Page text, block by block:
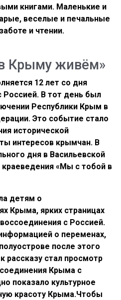
книгами. Маленькие и
веселые и печальные
и чтении.
Крыму живём»
12 лет со дня
В тот день был
Республики Крым в
Это событие стало
исторической
интересов крымчан. В
дня в Васильевской
«Мы с тобой в
детям о
Крыма, ярких страницах
с Россией.
о переменах,
после этого
рассказу стал просмотр
Крыма с
показало культурное
красоту Крыма.Чтобы